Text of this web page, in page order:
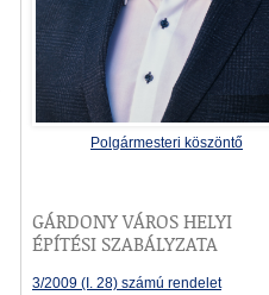
Polgármesteri köszöntő
GÁRDONY VÁROS HELYI
ÉPÍTÉSI SZABÁLYZATA
3/2009 (I. 28) számú rendelet